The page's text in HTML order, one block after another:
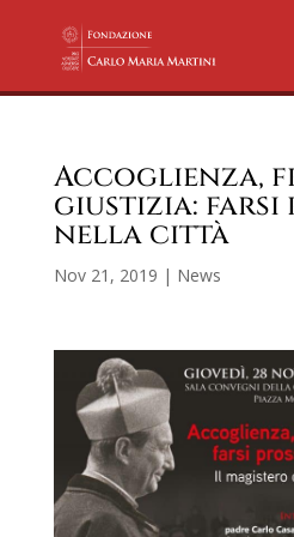
Accoglienza,
giustizia: farsi
nella città
Nov 21, 2019 | News